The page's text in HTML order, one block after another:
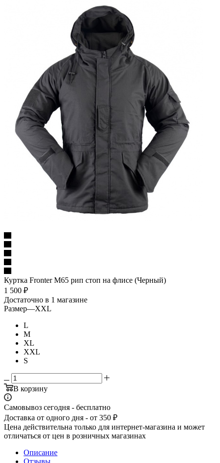
Куртка Fronter М65 рип стоп на флисе (Черный)
1 500 ₽
Достаточно в 1 магазине
Размер—XXL
L
M
XL
XXL
S
В корзину
Самовывоз сегодня - бесплатно
Доставка от одного дня - от 350 ₽
Цена действительна только для интернет-магазина и может
отличаться от цен в розничных магазинах
Описание
Отзывы